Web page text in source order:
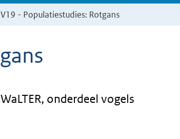
V19 - Populatiestudies: Rotgans
onderdeel vogels